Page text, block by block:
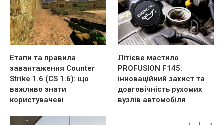
Етапи та правила
завантаження Counter
Strike 1.6 (CS 1.6): що
важливо знати
користувачеві
Літієве мастило
PROFUSION F145:
інноваційний захист та
довговічність рухомих
вузлів автомобіля